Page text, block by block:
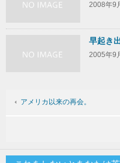
2008年9
早起き
2005年9
アメリカ以来の再会。